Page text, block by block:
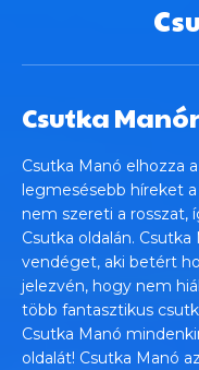
Csutka
Csutka Manó elhozza
legmesésebb híreket
nem szereti a rosszat,
Csutka oldalán.
vendéget, aki betért
jelezvén, hogy nem
több fantasztikus
Csutka Manó
oldalát! Csutka Manó